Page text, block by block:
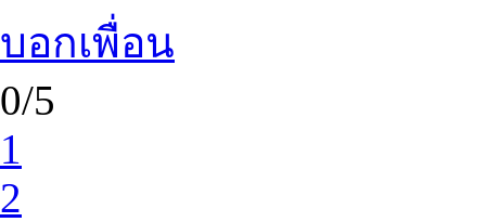
บอกเพื่อน
0/5
1
2